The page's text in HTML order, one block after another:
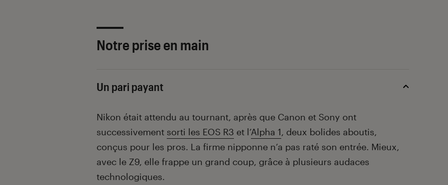
Notre prise en main
Un pari payant
Nikon était attendu au tournant, après que Canon et Sony ont
successivement sorti les EOS R3 et l’Alpha 1, deux bolides aboutis,
conçus pour les pros. La firme nipponne n’a pas raté son entrée. Mieux,
avec le Z9, elle frappe un grand coup, grâce à plusieurs audaces
technologiques.